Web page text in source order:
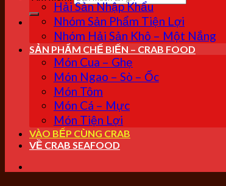
Hải Sản Nhập Khẩu
Nhóm Sản Phẩm Tiện Lợi
Nhóm Hải Sản Khô – Một Nắng
SẢN PHẨM CHẾ BIẾN – CRAB FOOD
Món Cua – Ghẹ
Món Ngao – Sò – Ốc
Món Tôm
Món Cá – Mực
Món Tiện Lợi
VÀO BẾP CÙNG CRAB
VỀ CRAB SEAFOOD